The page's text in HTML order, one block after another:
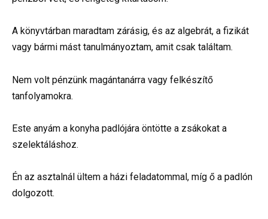
A könyvtárban maradtam zárásig, és az algebrát, a fizikát
vagy bármi mást tanulmányoztam, amit csak találtam.
Nem volt pénzünk magántanárra vagy felkészítő
tanfolyamokra.
Este anyám a konyha padlójára öntötte a zsákokat a
szelektáláshoz.
Én az asztalnál ültem a házi feladatommal, míg ő a padlón
dolgozott.